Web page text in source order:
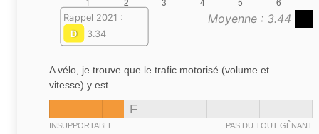
Moyenne : 3.44
Rappel 2021 :
D
3.34
A vélo, je trouve que le trafic motorisé (volume et
vitesse) y est…
F
INSUPPORTABLE PAS DU TOUT GÊNANT